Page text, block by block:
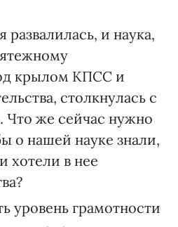
и наука,
крылом КПСС и
столкнулась с
же сейчас нужно
о нашей науке знали,
хотели в нее
уровень грамотности